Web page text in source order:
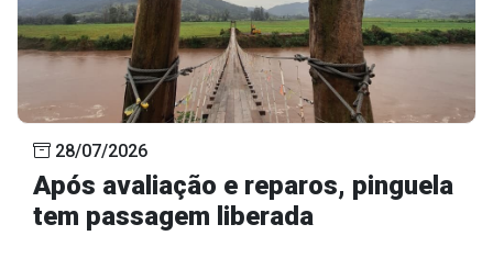
28/07/2026
Após avaliação e reparos, pinguela
tem passagem liberada